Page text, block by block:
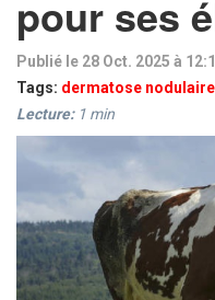
pour ses
Publié le 28 Oct. 2025 à
Tags: dermatose
Lecture: 1 min